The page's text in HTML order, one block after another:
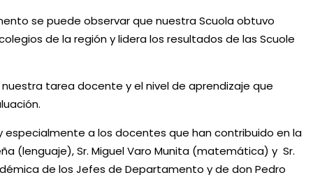
se puede observar que nuestra Scuola obtuvo
de la región y lidera los resultados de las Scuole
tarea docente y el nivel de aprendizaje que
a los docentes que han contribuido en la
(lenguaje), Sr. Miguel Varo Munita (matemática) y Sr.
de los Jefes de Departamento y de don Pedro